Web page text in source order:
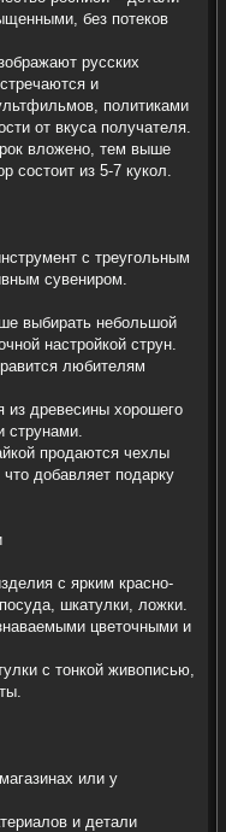
без потеков
русских
и
политиками
от вкуса получателя.
вложено, тем выше
состоит из 5-7 кукол.
с треугольным
сувениром.
выбирать небольшой
настройкой струн.
любителям
из древесины хорошего
струнами.
продаются чехлы
добавляет подарку
с ярким красно-
шкатулки, ложки.
цветочными и
с тонкой живописью,
или у
и детали